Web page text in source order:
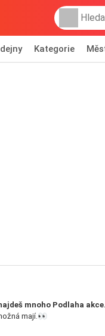
Kategorie
mnoho Podlaha
mají.👀